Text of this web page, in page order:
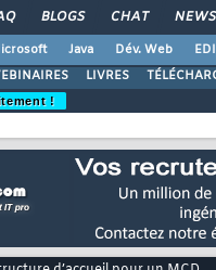
BLOGS CHAT
Java Dév. Web EDI
LIVRES
!